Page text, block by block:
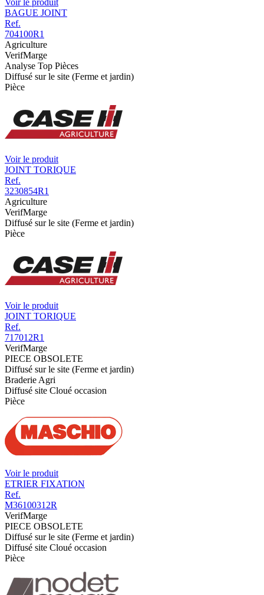
BAGUE JOINT
Ref.
704100R1
Agriculture
VerifMarge
Analyse Top Pièces
Diffusé sur le site (Ferme et jardin)
Pièce
Voir le produit
JOINT TORIQUE
Ref.
3230854R1
Agriculture
VerifMarge
Diffusé sur le site (Ferme et jardin)
Pièce
Voir le produit
JOINT TORIQUE
Ref.
717012R1
VerifMarge
PIECE OBSOLETE
Diffusé sur le site (Ferme et jardin)
Braderie Agri
Diffusé site Cloué occasion
Pièce
Voir le produit
ETRIER FIXATION
Ref.
M36100312R
VerifMarge
PIECE OBSOLETE
Diffusé sur le site (Ferme et jardin)
Diffusé site Cloué occasion
Pièce